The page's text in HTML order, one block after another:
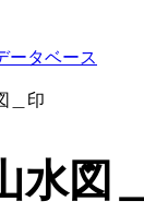
ータベース
＿印
水図